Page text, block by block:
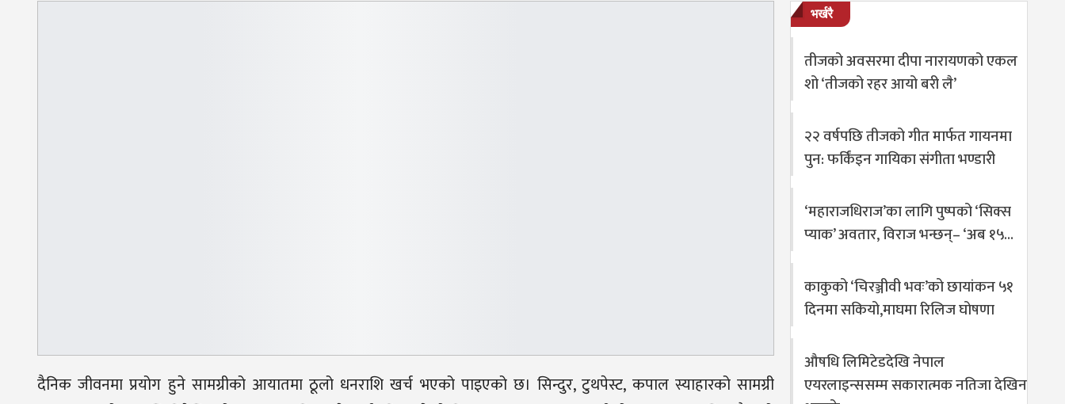
दैनिक जीवनमा प्रयोग हुने सामग्रीको आयातमा ठूलो धनराशि खर्च भएको पाइएको छ। सिन्दुर, टुथपेस्ट, कपाल स्याहारको सामग्री
भर्खरै
तीजको अवसरमा दीपा नारायणको एकल
शो ‘तीजको रहर आयो बरी लै’
२२ वर्षपछि तीजको गीत मार्फत गायनमा
पुन: फर्किंइन गायिका संगीता भण्डारी
‘महाराजधिराज’का लागि पुष्पको ‘सिक्स
प्याक’ अवतार, विराज भन्छन्– ‘अब १५…
काकुको ‘चिरञ्जीवी भवः’को छायांकन ५१
दिनमा सकियो,माघमा रिलिज घोषणा
औषधि लिमिटेडदेखि नेपाल
एयरलाइन्ससम्म सकारात्मक नतिजा देखिन